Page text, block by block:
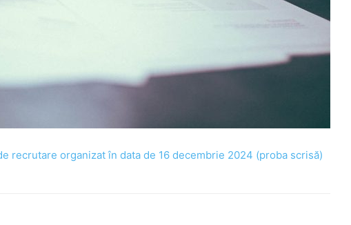
recrutare organizat în data de 16 decembrie 2024 (proba scrisă)